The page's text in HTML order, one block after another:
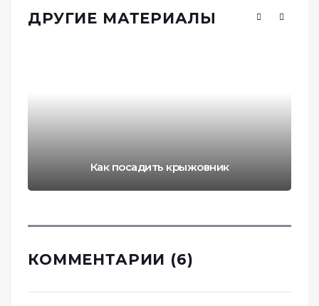
ДРУГИЕ МАТЕРИАЛЫ
Как посадить крыжовник
КОММЕНТАРИИ (6)